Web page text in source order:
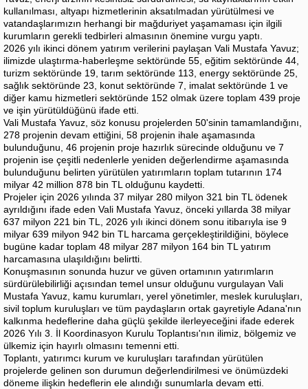
kullanılması, altyapı hizmetlerinin aksatılmadan yürütülmesi ve
vatandaşlarımızın herhangi bir mağduriyet yaşamaması için ilgili
kurumların gerekli tedbirleri almasının önemine vurgu yaptı.
2026 yılı ikinci dönem yatırım verilerini paylaşan Vali Mustafa Yavuz;
ilimizde ulaştırma-haberleşme sektöründe 55, eğitim sektöründe 44,
turizm sektöründe 19, tarım sektöründe 113, energy sektöründe 25,
sağlık sektöründe 23, konut sektöründe 7, imalat sektöründe 1 ve
diğer kamu hizmetleri sektöründe 152 olmak üzere toplam 439 proje
ve işin yürütüldüğünü ifade etti.
Vali Mustafa Yavuz, söz konusu projelerden 50'sinin tamamlandığını,
278 projenin devam ettiğini, 58 projenin ihale aşamasında
bulunduğunu, 46 projenin proje hazırlık sürecinde olduğunu ve 7
projenin ise çeşitli nedenlerle yeniden değerlendirme aşamasında
bulunduğunu belirten yürütülen yatırımların toplam tutarının 174
milyar 42 million 878 bin TL olduğunu kaydetti.
Projeler için 2026 yılında 37 milyar 280 milyon 321 bin TL ödenek
ayrıldığını ifade eden Vali Mustafa Yavuz, önceki yıllarda 38 milyar
637 milyon 221 bin TL, 2026 yılı ikinci dönem sonu itibarıyla ise 9
milyar 639 milyon 942 bin TL harcama gerçekleştirildiğini, böylece
bugüne kadar toplam 48 milyar 287 milyon 164 bin TL yatırım
harcamasına ulaşıldığını belirtti.
Konuşmasının sonunda huzur ve güven ortamının yatırımların
sürdürülebilirliği açısından temel unsur olduğunu vurgulayan Vali
Mustafa Yavuz, kamu kurumları, yerel yönetimler, meslek kuruluşları,
sivil toplum kuruluşları ve tüm paydaşların ortak gayretiyle Adana'nın
kalkınma hedeflerine daha güçlü şekilde ilerleyeceğini ifade ederek
2026 Yılı 3. İl Koordinasyon Kurulu Toplantısı'nın ilimiz, bölgemiz ve
ülkemiz için hayırlı olmasını temenni etti.
Toplantı, yatırımcı kurum ve kuruluşları tarafından yürütülen
projelerde gelinen son durumun değerlendirilmesi ve önümüzdeki
döneme ilişkin hedeflerin ele alındığı sunumlarla devam etti.